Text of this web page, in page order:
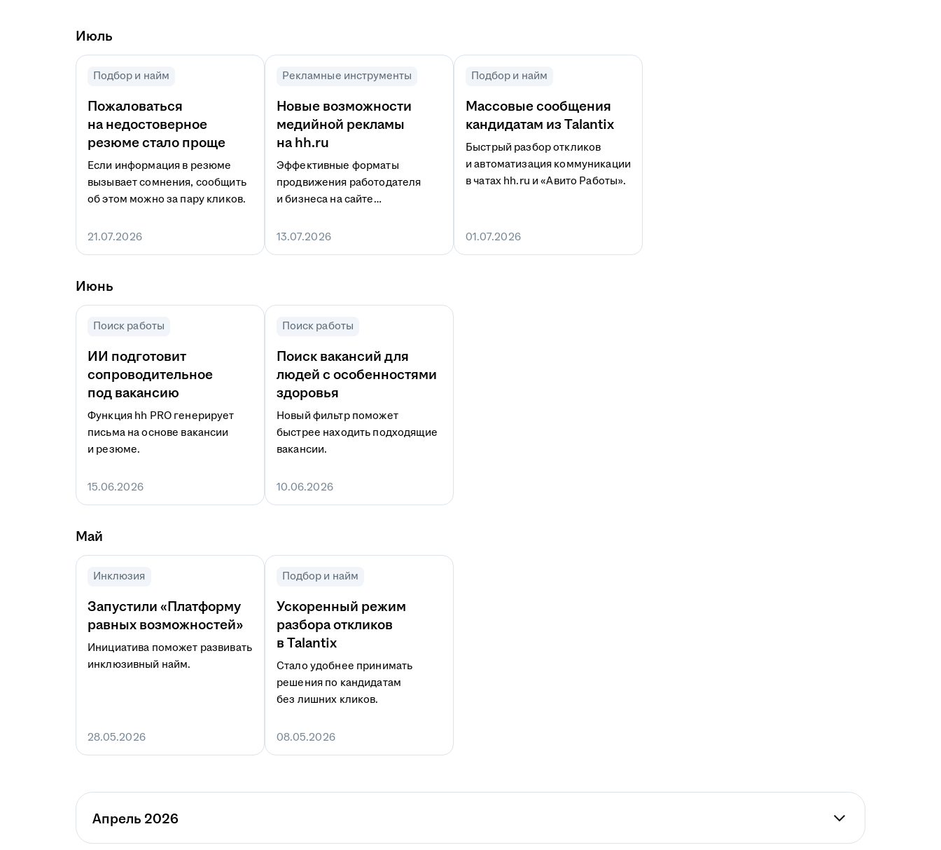
Июль
Подбор и найм
Пожаловаться
на недостоверное
резюме стало проще
Если информация в резюме
вызывает сомнения, сообщить
об этом можно за пару кликов.
21.07.2026
Рекламные инструменты
Новые возможности
медийной рекламы
на hh.ru
Эффективные форматы
продвижения работодателя
и бизнеса на сайте
13.07.2026
Подбор и найм
Массовые сообщения
кандидатам из Talantix
Быстрый разбор откликов
и автоматизация коммуникации
в чатах hh.ru и «Авито Работы».
01.07.2026
Июнь
Поиск работы
ИИ подготовит
сопроводительное
под вакансию
Функция hh PRO генерирует
письма на основе вакансии
и резюме.
15.06.2026
Поиск работы
Поиск вакансий для
людей с особенностями
здоровья
Новый фильтр поможет
быстрее находить подходящие
вакансии.
10.06.2026
Май
Инклюзия
Запустили «Платформу
равных возможностей»
Инициатива поможет развивать
инклюзивный найм.
28.05.2026
Подбор и найм
Ускоренный режим
разбора откликов
в Talantix
Стало удобнее принимать
решения по кандидатам
без лишних кликов.
08.05.2026
Апрель 2026